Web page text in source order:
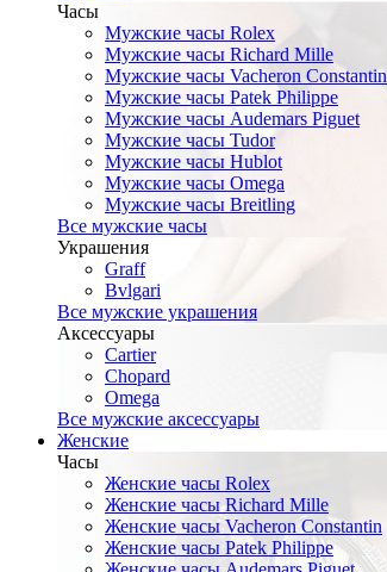
Часы
Мужские часы Rolex
Мужские часы Richard Mille
Мужские часы Vacheron Constantin
Мужские часы Patek Philippe
Мужские часы Audemars Piguet
Мужские часы Tudor
Мужские часы Hublot
Мужские часы Omega
Мужские часы Breitling
Все мужские часы
Украшения
Graff
Bvlgari
Все мужские украшения
Аксессуары
Cartier
Chopard
Omega
Все мужские аксессуары
Женские
Часы
Женские часы Rolex
Женские часы Richard Mille
Женские часы Vacheron Constantin
Женские часы Patek Philippe